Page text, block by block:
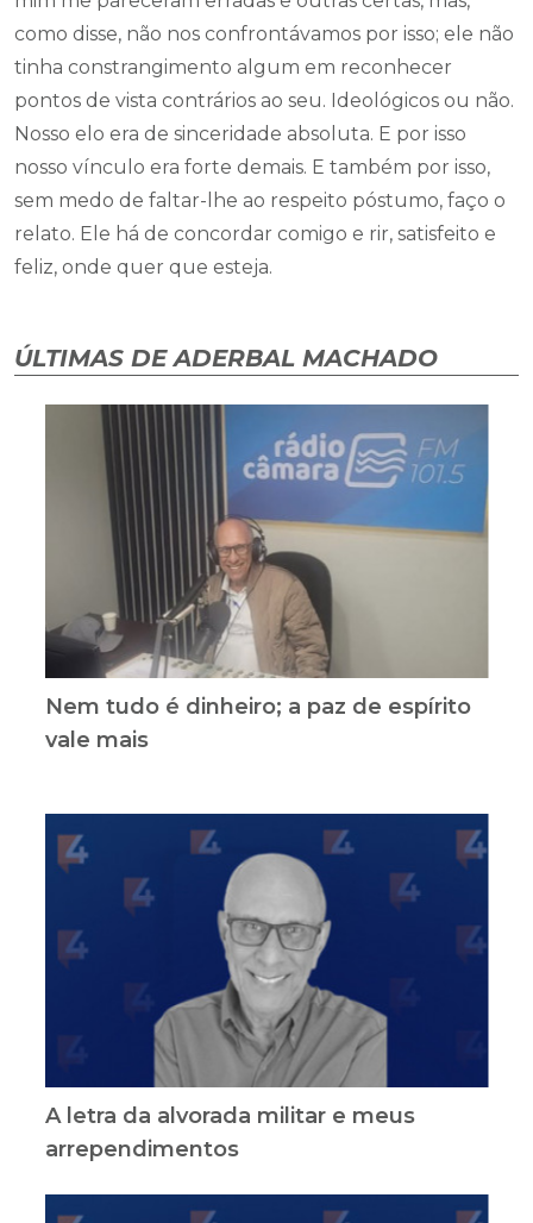
como disse, não nos confrontávamos por isso; ele não
tinha constrangimento algum em reconhecer
pontos de vista contrários ao seu. Ideológicos ou não.
Nosso elo era de sinceridade absoluta. E por isso
nosso vínculo era forte demais. E também por isso,
sem medo de faltar-lhe ao respeito póstumo, faço o
relato. Ele há de concordar comigo e rir, satisfeito e
feliz, onde quer que esteja.
ÚLTIMAS DE ADERBAL MACHADO
Nem tudo é dinheiro; a paz de espírito
vale mais
A letra da alvorada militar e meus
arrependimentos